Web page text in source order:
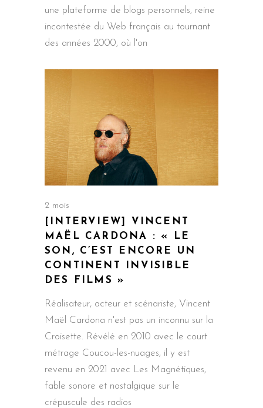
une plateforme de blogs personnels, reine
incontestée du Web français au tournant
des années 2000, où l'on
2 mois
[INTERVIEW] VINCENT
MAËL CARDONA : « LE
SON, C’EST ENCORE UN
CONTINENT INVISIBLE
DES FILMS »
Réalisateur, acteur et scénariste, Vincent
Maël Cardona n'est pas un inconnu sur la
Croisette. Révélé en 2010 avec le court
métrage Coucou-les-nuages, il y est
revenu en 2021 avec Les Magnétiques,
fable sonore et nostalgique sur le
crépuscule des radios